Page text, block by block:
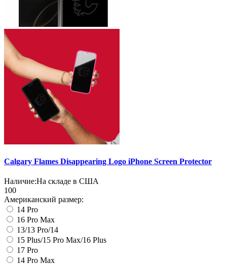
Calgary Flames Disappearing Logo iPhone Screen Protector
Наличие:На складе в США
100
Американский размер:
14 Pro
16 Pro Max
13/13 Pro/14
15 Plus/15 Pro Max/16 Plus
17 Pro
14 Pro Max